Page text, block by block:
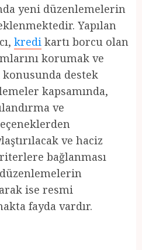
yeni düzenlemelerin
Yapılan
kredi kartı borcu olan
korumak ve
destek
kapsamında,
ve
ve haciz
bağlanması
ise resmi
fayda vardır.